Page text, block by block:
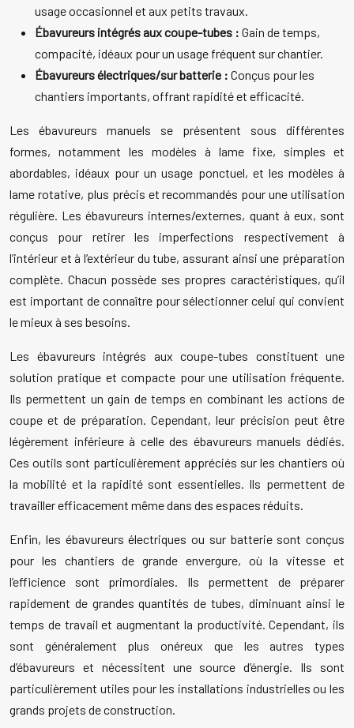
usage occasionnel et aux petits travaux.
Ébavureurs intégrés aux coupe-tubes : Gain de temps,
compacité, idéaux pour un usage fréquent sur chantier.
Ébavureurs électriques/sur batterie : Conçus pour les
chantiers importants, offrant rapidité et efficacité.
Les ébavureurs manuels se présentent sous différentes
formes, notamment les modèles à lame fixe, simples et
abordables, idéaux pour un usage ponctuel, et les modèles à
lame rotative, plus précis et recommandés pour une utilisation
régulière. Les ébavureurs internes/externes, quant à eux, sont
conçus pour retirer les imperfections respectivement à
l’intérieur et à l’extérieur du tube, assurant ainsi une préparation
complète. Chacun possède ses propres caractéristiques, qu’il
est important de connaître pour sélectionner celui qui convient
le mieux à ses besoins.
Les ébavureurs intégrés aux coupe-tubes constituent une
solution pratique et compacte pour une utilisation fréquente.
Ils permettent un gain de temps en combinant les actions de
coupe et de préparation. Cependant, leur précision peut être
légèrement inférieure à celle des ébavureurs manuels dédiés.
Ces outils sont particulièrement appréciés sur les chantiers où
la mobilité et la rapidité sont essentielles. Ils permettent de
travailler efficacement même dans des espaces réduits.
Enfin, les ébavureurs électriques ou sur batterie sont conçus
pour les chantiers de grande envergure, où la vitesse et
l’efficience sont primordiales. Ils permettent de préparer
rapidement de grandes quantités de tubes, diminuant ainsi le
temps de travail et augmentant la productivité. Cependant, ils
sont généralement plus onéreux que les autres types
d’ébavureurs et nécessitent une source d’énergie. Ils sont
particulièrement utiles pour les installations industrielles ou les
grands projets de construction.